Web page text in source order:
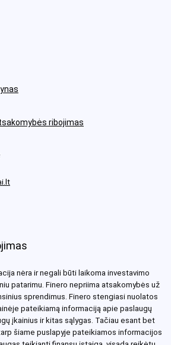
ribojimas
nėra ir negali būti laikoma investavimo
patarimu. Finero nepriima atsakomybės už
sprendimus. Finero stengiasi nuolatos
pateikiamą informaciją apie paslaugų
įkainius ir kitas sąlygas. Tačiau esant bet
šiame puslapyje pateikiamos informacijos